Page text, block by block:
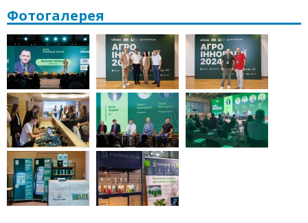
Фотогалерея